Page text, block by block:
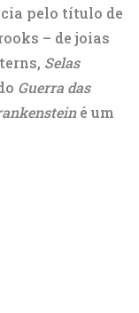
pelo título de
– de joias
Selas
Guerra das
é um